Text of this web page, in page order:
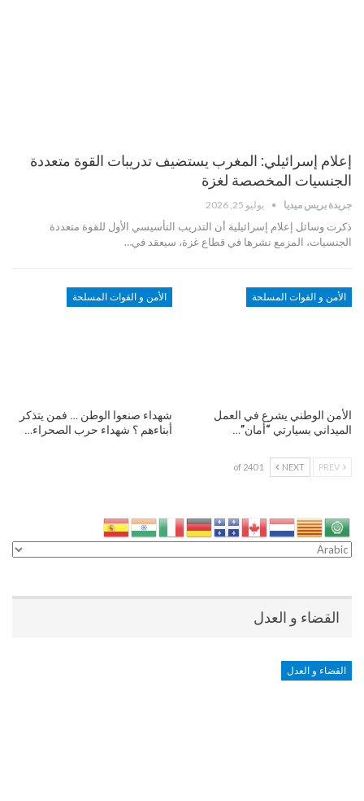
إعلام إسرائيلي: المغرب يستضيف تدريبات القوة متعددة
الجنسيات المخصصة لغزة
جريدة بريس ميديا يوليو 25, 2026
ذكرت وسائل إعلام إسرائيلية أن التدريب التأسيسي الأول للقوة متعددة
الجنسيات، المزمع نشرها في قطاع غزة، سيعقد في…
الأمن و القوات المسلحة
الأمن الوطني يشرع في العمل
الميداني بسيارتي “أمان”…
الأمن و القوات المسلحة
شهداء صنعوا الوطن … فمن يتذكر
أبناءهم ؟ شهداء حرب الصحراء…
NEXT
1 of 240
القضاء و العدل
القضاء و العدل